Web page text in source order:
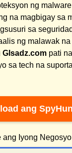
ng
na magbigay sa
sa
ng malawak
Glsadz.com pati
sa tech na
ang
ang Iyong